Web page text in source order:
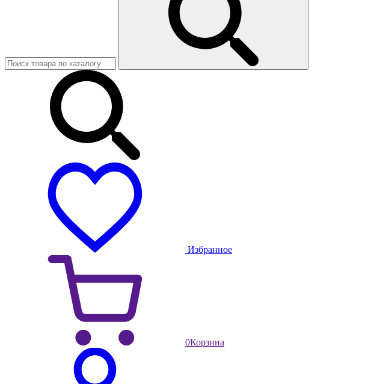
Избранное
0Корзина